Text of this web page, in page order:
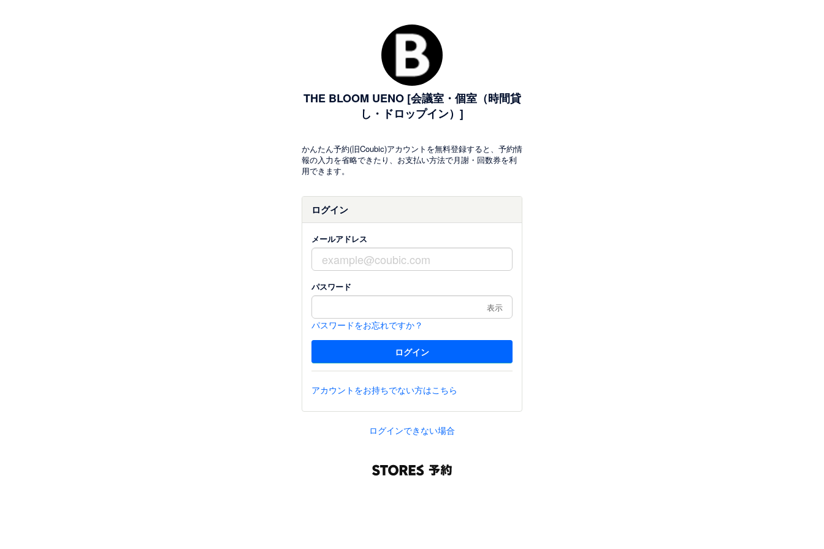
THE BLOOM UENO [会議室・個室（時間貸
し・ドロップイン）]
かんたん予約(旧Coubic)アカウントを無料登録すると、予約情
報の入力を省略できたり、お支払い方法で月謝・回数券を利
用できます。
ログイン
メールアドレス
パスワード
表示
パスワードをお忘れですか？
アカウントをお持ちでない方はこちら
ログインできない場合